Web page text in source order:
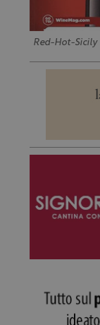
Red-Hot-Sicily